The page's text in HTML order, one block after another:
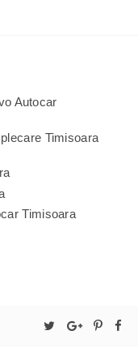
Autocar
Timisoara
Timisoara